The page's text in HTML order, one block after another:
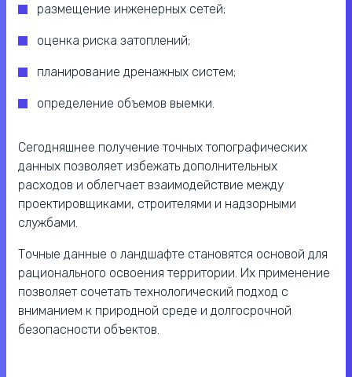
размещение инженерных сетей;
оценка риска затоплений;
планирование дренажных систем;
определение объемов выемки.
Сегодняшнее получение точных топографических
данных позволяет избежать дополнительных
расходов и облегчает взаимодействие между
проектировщиками, строителями и надзорными
службами.
Точные данные о ландшафте становятся основой для
рационального освоения территории. Их применение
позволяет сочетать технологический подход с
вниманием к природной среде и долгосрочной
безопасности объектов.